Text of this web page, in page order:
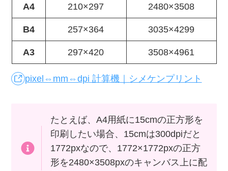
A4 210×297 2480×3508
B4 257×364 3035×4299
A3 297×420 3508×4961
pixel⇔mm⇔dpi 計算機｜シメケンプリント
たとえば、A4用紙に15cmの正方形を
印刷したい場合、15cmは300dpiだと
1772pxなので、1772×1772pxの正方
形を2480×3508pxのキャンバス上に配